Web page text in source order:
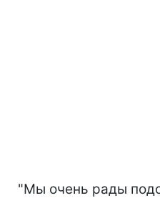
"Мы очень рады